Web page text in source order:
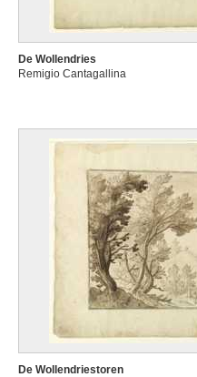
De Wollendries
Remigio Cantagallina
De Wollendriestoren